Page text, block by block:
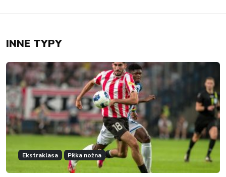
INNE TYPY
Ekstraklasa Piłka nożna